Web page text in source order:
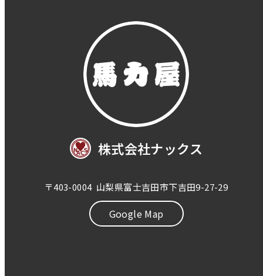
株式会社ナックス
〒403-0004 山梨県富士吉田市下吉田9-27-29
Google Map